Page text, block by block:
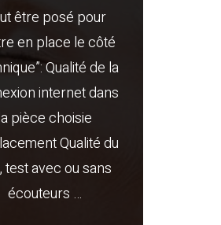
être posé pour
en place le côté
Qualité de la
internet dans
pièce choisie
Qualité du
test avec ou sans
écouteurs …